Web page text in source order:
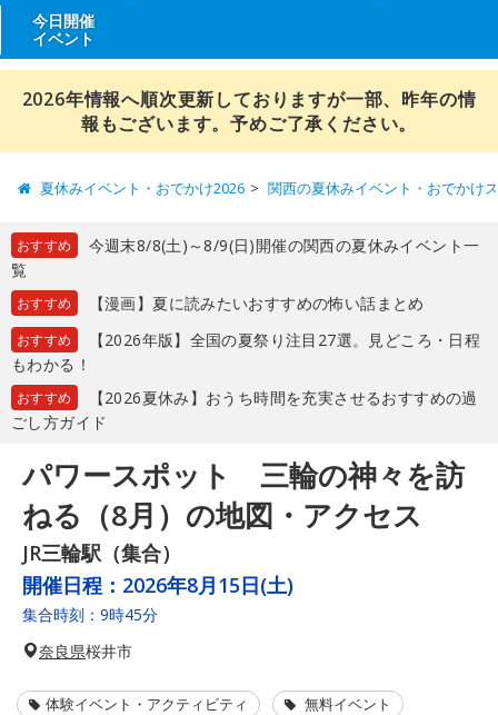
今日開催
イベント
2026年情報へ順次更新しておりますが一部、昨年の情
報もございます。予めご了承ください。
夏休みイベント・おでかけ2026 関西の夏休みイベント・おでかけ
おすすめ
今週末8/8(土)～8/9(日)開催の関西の夏休みイベント一
覧
おすすめ 【漫画】夏に読みたいおすすめの怖い話まとめ
おすすめ
【2026年版】全国の夏祭り注目27選。見どころ・日程
もわかる！
おすすめ
【2026夏休み】おうち時間を充実させるおすすめの過
ごし方ガイド
パワースポット 三輪の神々を訪
ねる（8月）の地図・アクセス
JR三輪駅（集合）
開催日程： 2026年8月15日(土)
集合時刻：9時45分
奈良県桜井市
体験イベント・アクティビティ 無料イベント